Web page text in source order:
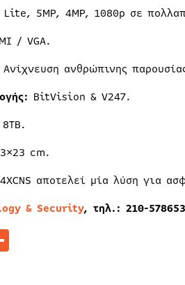
Lite, 5MP, 4MP, 1080p σε
/ VGA.
Ανίχνευση ανθρώπινης
BitVision & V247.
cm.
αποτελεί μία λύση για
& Security, τηλ.: 210-
Μοιραστείτε